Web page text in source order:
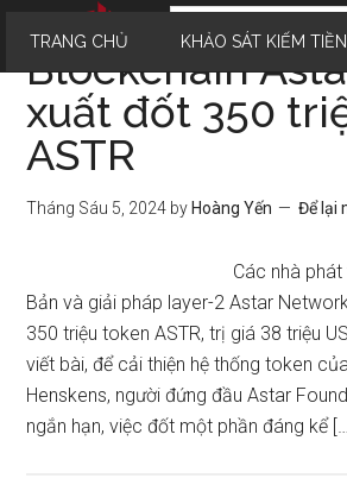
TRANG CHỦ KHẢO SÁT KIẾM TIỀN
Blockchain
xuất đốt 350
ASTR
Tháng Sáu 5, 2024 by Hoàng Yến Để lại
Các nhà
Bản và giải pháp layer-2 Astar
350 triệu token ASTR, trị giá 38 triệu
viết bài, để cải thiện hệ thống token
Henskens, người đứng đầu Astar
ngắn hạn, việc đốt một phần đáng kể